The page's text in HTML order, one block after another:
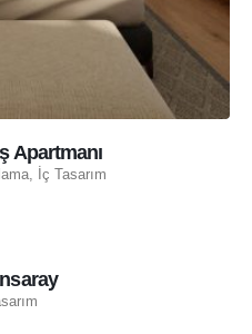
Apartmanı
İç Tasarım